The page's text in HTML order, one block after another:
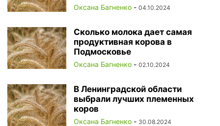
Оксана Багненко - 04.10.2024
Сколько молока дает самая
продуктивная корова в
Подмосковье
Оксана Багненко - 02.10.2024
В Ленинградской области
выбрали лучших племенных
коров
Оксана Багненко - 30.08.2024